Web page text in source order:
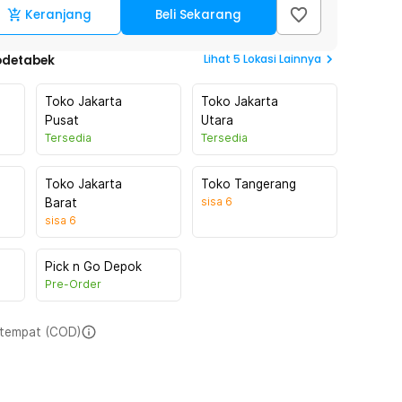
Keranjang Beli Sekarang
Lihat 5 Lokasi Lainnya
Toko Jakarta
Pusat
Tersedia
Toko Jakarta
Utara
Tersedia
Toko Jakarta
Barat
sisa 6
Toko Tangerang
sisa 6
Pick n Go Depok
Pre-Order
(COD)